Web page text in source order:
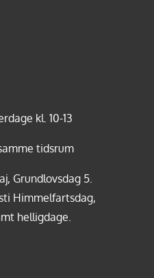
kl. 10-13
tidsrum
Grundlovsdag 5.
Himmelfartsdag,
helligdage.